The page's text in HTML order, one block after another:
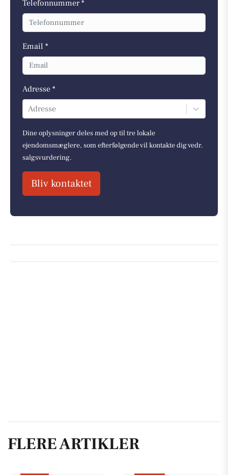
Telefonnummer *
Email *
Adresse *
Adresse
Dine oplysninger deles med op til tre lokale
ejendomsmæglere, som efterfølgende vil kontakte dig vedr.
salgsvurdering.
Bliv kontaktet
FLERE ARTIKLER